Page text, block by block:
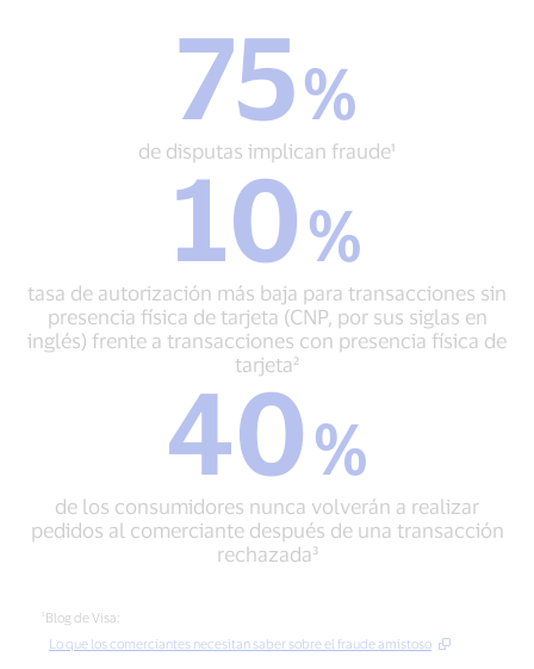
75
%
de
disputas
implican
fraude¹
75%
de disputas implican fraude¹
10
%
tasa
de
autorización
más
baja
para
transacciones
sin
presencia
física
de
(CNP,
por
sus
inglés)
10%
tasa de autorización más baja para transacciones sin
presencia física de tarjeta (CNP, por sus siglas en
inglés) frente a transacciones con presencia física de
tarjeta²
40
de
los
consumidores
nunca
volverán
a
al
40%
de los consumidores nunca volverán a realizar
pedidos al comerciante después de una transacción
rechazada³
Blog de Visa:
Lo que los comerciantes necesitan saber sobre el fraude amistoso